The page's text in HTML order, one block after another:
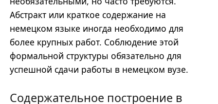
Абстракт или краткое содержание на
немецком языке иногда необходимо для
более крупных работ. Соблюдение этой
формальной структуры обязательно для
успешной сдачи работы в немецком вузе.
Содержательное построение в